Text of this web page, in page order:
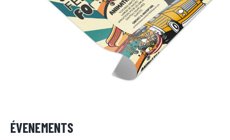
ÉVENEMENTS